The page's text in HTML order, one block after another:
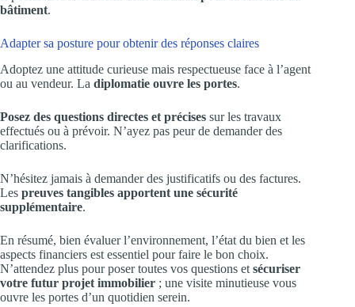
bâtiment.
Adapter sa posture pour obtenir des réponses claires
Adoptez une attitude curieuse mais respectueuse face à l’agent
ou au vendeur. La diplomatie ouvre les portes.
Posez des questions directes et précises sur les travaux
effectués ou à prévoir. N’ayez pas peur de demander des
clarifications.
N’hésitez jamais à demander des justificatifs ou des factures.
Les preuves tangibles apportent une sécurité
supplémentaire.
En résumé, bien évaluer l’environnement, l’état du bien et les
aspects financiers est essentiel pour faire le bon choix.
N’attendez plus pour poser toutes vos questions et sécuriser
votre futur projet immobilier ; une visite minutieuse vous
ouvre les portes d’un quotidien serein.